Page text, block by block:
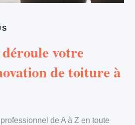
votre
de toiture à
de A à Z en toute